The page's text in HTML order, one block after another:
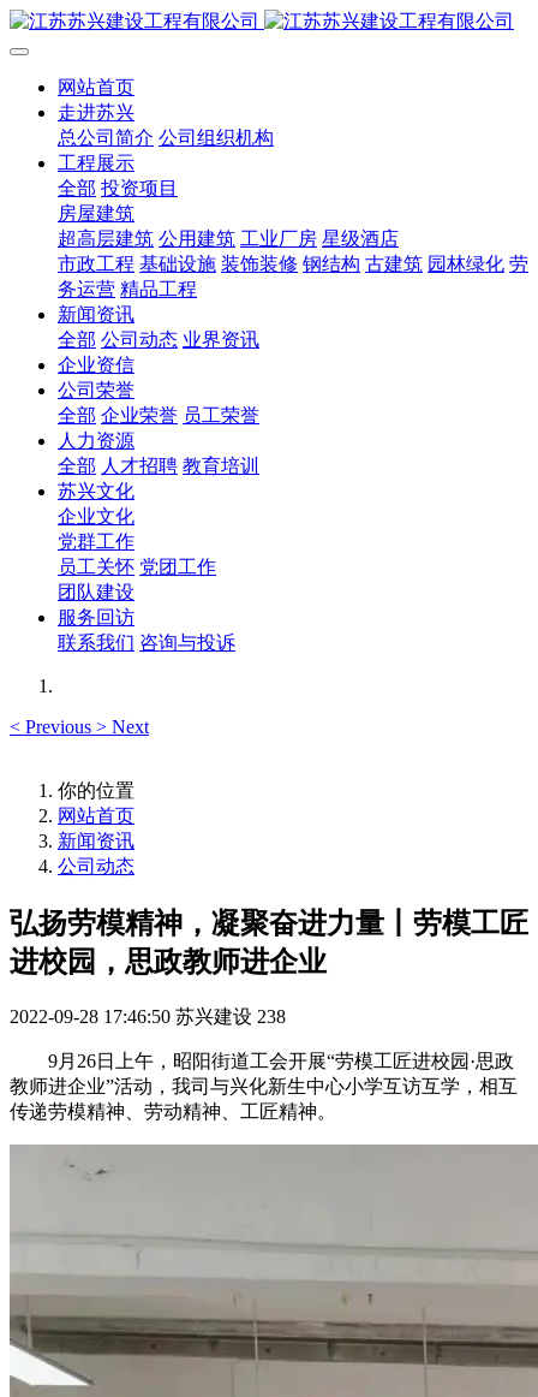
网站首页
走进苏兴
总公司简介 公司组织机构
工程展示
全部 投资项目
房屋建筑
超高层建筑 公用建筑 工业厂房 星级酒店
市政工程 基础设施 装饰装修 钢结构 古建筑 园林绿化 劳
务运营 精品工程
新闻资讯
全部 公司动态 业界资讯
企业资信
公司荣誉
全部 企业荣誉 员工荣誉
人力资源
全部 人才招聘 教育培训
苏兴文化
企业文化
党群工作
员工关怀 党团工作
团队建设
服务回访
联系我们 咨询与投诉
< Previous > Next
你的位置
网站首页
新闻资讯
公司动态
弘扬劳模精神，凝聚奋进力量丨​劳模工匠
进校园，思政教师进企业
2022-09-28 17:46:50 苏兴建设 238
9月26日上午，昭阳街道工会开展“劳模工匠进校园·思政
教师进企业”活动，我司与兴化新生中心小学互访互学，相互
传递劳模精神、劳动精神、工匠精神。